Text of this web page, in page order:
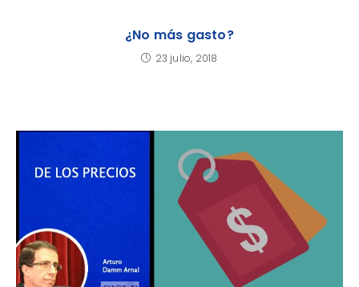
¿No más gasto?
23 julio, 2018